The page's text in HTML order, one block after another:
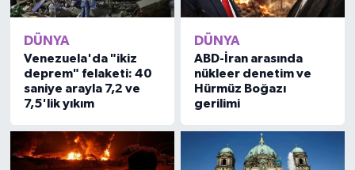
DÜNYA
Venezuela'da "ikiz
deprem" felaketi: 40
saniye arayla 7,2 ve
7,5'lik yıkım
DÜNYA
ABD-İran arasında
nükleer denetim ve
Hürmüz Boğazı
gerilimi